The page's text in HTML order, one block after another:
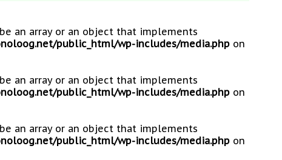
an array or an object that implements
public_html/wp-includes/media.php on
an array or an object that implements
public_html/wp-includes/media.php on
an array or an object that implements
public_html/wp-includes/media.php on